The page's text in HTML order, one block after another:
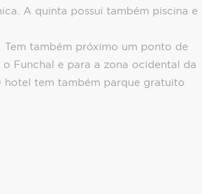
A quinta possui também piscina e
também próximo um ponto de
Funchal e para a zona ocidental da
hotel tem também parque gratuito